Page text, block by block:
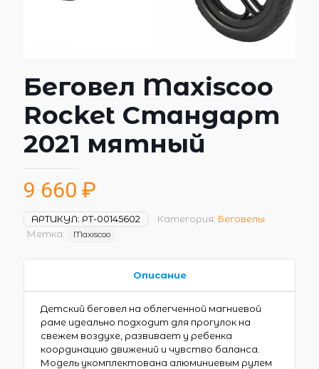
Беговел Maxiscoo
Rocket Стандарт
2021 мятный
9 660 ₽
АРТИКУЛ: РТ-00145602 Категория: Беговелы
Метка:
Maxiscoo
Описание
Детский беговел на облегченной магниевой
раме идеально подходит для прогулок на
свежем воздухе, развивает у ребенка
координацию движений и чувство баланса.
Модель укомплектована алюминиевым рулем